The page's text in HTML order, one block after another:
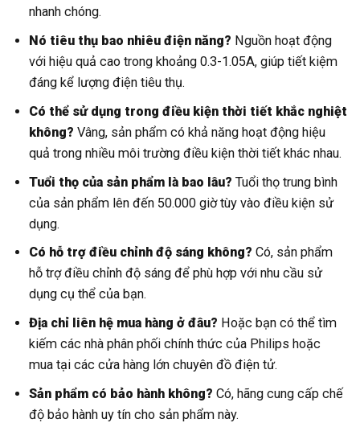
nhanh chóng.
Nó tiêu thụ bao nhiêu điện năng? Nguồn hoạt động
với hiệu quả cao trong khoảng 0.3-1.05A, giúp tiết kiệm
đáng kể lượng điện tiêu thụ.
Có thể sử dụng trong điều kiện thời tiết khắc nghiệt
không? Vâng, sản phẩm có khả năng hoạt động hiệu
quả trong nhiều môi trường điều kiện thời tiết khác nhau.
Tuổi thọ của sản phẩm là bao lâu? Tuổi thọ trung bình
của sản phẩm lên đến 50.000 giờ tùy vào điều kiện sử
dụng.
Có hỗ trợ điều chỉnh độ sáng không? Có, sản phẩm
hỗ trợ điều chỉnh độ sáng để phù hợp với nhu cầu sử
dụng cụ thể của bạn.
Địa chỉ liên hệ mua hàng ở đâu? Hoặc bạn có thể tìm
kiếm các nhà phân phối chính thức của Philips hoặc
mua tại các cửa hàng lớn chuyên đồ điện tử.
Sản phẩm có bảo hành không? Có, hãng cung cấp chế
độ bảo hành uy tín cho sản phẩm này.